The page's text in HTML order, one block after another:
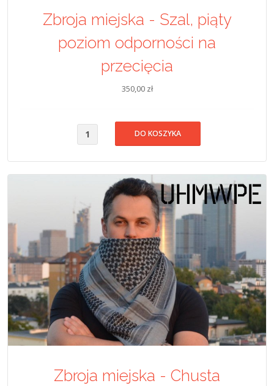
Zbroja miejska - Szal, piąty
poziom odporności na
przecięcia
350,00 zł
Zbroja miejska - Chusta